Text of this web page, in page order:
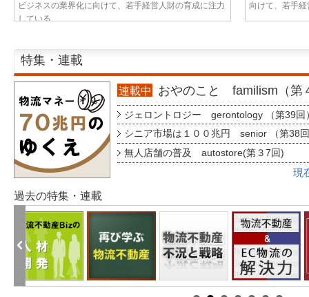
ビジネスの業界化に向けて、若手経営人財の育成に注力
している...
向けて、若手
特集・連載
連載中 おやのこと familism（第
ジェロントロジー gerontology （第39回
シニア市場は１００兆円 senior （第38
無人店舗の普及 autostore(第３7回)
現
過去の特集・連載